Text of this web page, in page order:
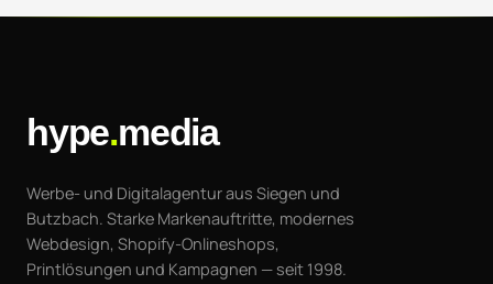
hype.media
Werbe- und Digitalagentur aus Siegen und
Butzbach. Starke Markenauftritte, modernes
Webdesign, Shopify-Onlineshops,
Printlösungen und Kampagnen — seit 1998.